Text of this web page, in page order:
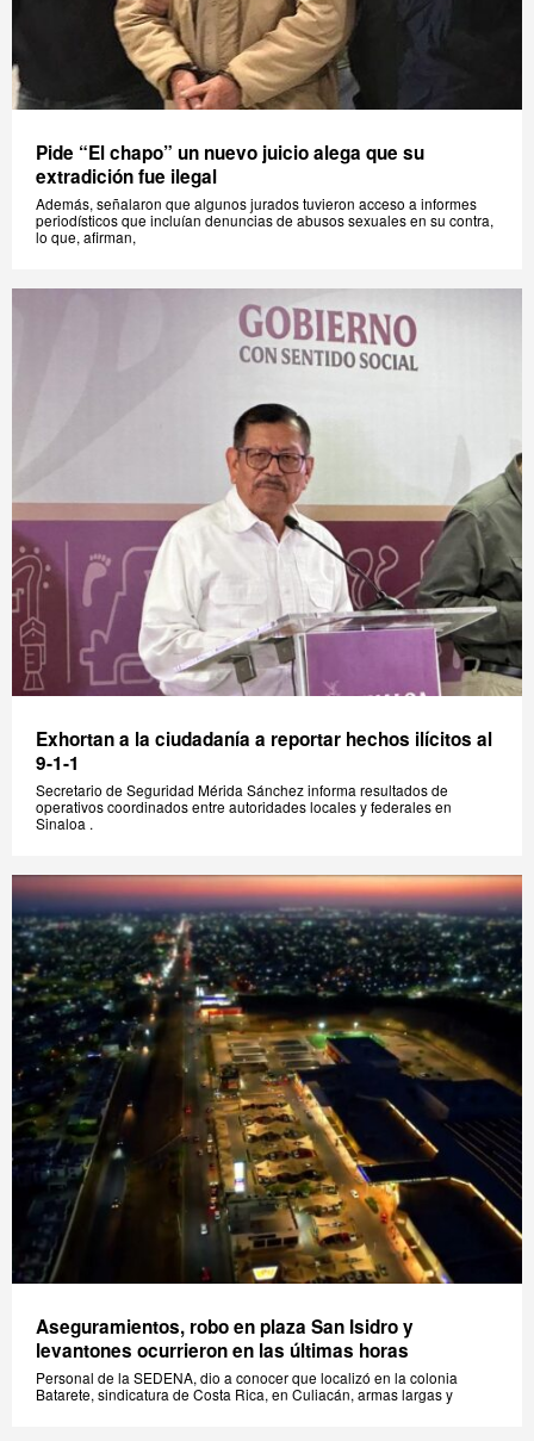
Pide “El chapo” un nuevo juicio alega que su
extradición fue ilegal
Además, señalaron que algunos jurados tuvieron acceso a informes
periodísticos que incluían denuncias de abusos sexuales en su contra,
lo que, afirman,
Exhortan a la ciudadanía a reportar hechos ilícitos al
9-1-1
Secretario de Seguridad Mérida Sánchez informa resultados de
operativos coordinados entre autoridades locales y federales en
Sinaloa .
Aseguramientos, robo en plaza San Isidro y
levantones ocurrieron en las últimas horas
Personal de la SEDENA, dio a conocer que localizó en la colonia
Batarete, sindicatura de Costa Rica, en Culiacán, armas largas y